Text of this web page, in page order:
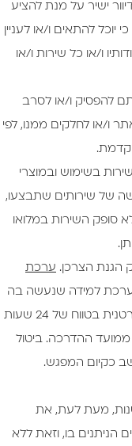
ישיר על מנת להציע
יוכל להתאים ו/או לעניין
ו/או כל שירות ו/או
להפסיק ו/או לסרב
ו/או לחלקים ממנו, לפי
בשימוש ובמוצרי
של שירותים שתבצעו,
סופק השירות במלואו
הגנת הצרכן. ערכת
ערכת למידה שנעשה בה
: לא ניתן לבטל הכנה פרטנית בטווח של 24 שעות
– ממועד ההדרכה. ביטול
מעת לעת, את
הניתנים בו, וזאת ללא